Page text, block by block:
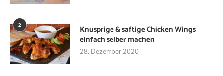
2
Knusprige & saftige Chicken Wings
einfach selber machen
28. Dezember 2020